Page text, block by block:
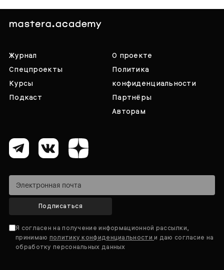
Журнал
Спецпроекты
Курсы
Подкаст
О проекте
Политика
конфиденциальности
Партнёры
Авторам
Подписаться
Я согласен на получение информационной рассылки,
принимаю политику конфиденциальностии даю согласие на
обработку персональных данных